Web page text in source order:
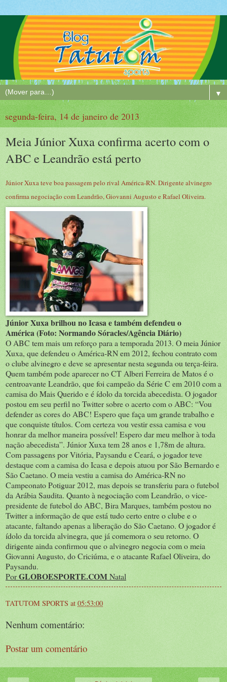
▼
segunda-feira, 14 de janeiro de 2013
Meia Júnior Xuxa confirma acerto com o
ABC e Leandrão está perto
Júnior Xuxa teve boa passagem pelo rival América-RN. Dirigente alvinegro
confirma negociação com Leandrão, Giovanni Augusto e Rafael Oliveira.
Júnior Xuxa brilhou no Icasa e também defendeu o
América (Foto: Normando Sóracles/Agência Diário)
O ABC tem mais um reforço para a temporada 2013. O meia Júnior
Xuxa, que defendeu o América-RN em 2012, fechou contrato com
o clube alvinegro e deve se apresentar nesta segunda ou terça-feira.
Quem também pode aparecer no CT Alberi Ferreira de Matos é o
centroavante Leandrão, que foi campeão da Série C em 2010 com a
camisa do Mais Querido e é ídolo da torcida abecedista. O jogador
postou em seu perfil no Twitter sobre o acerto com o ABC: “Vou
defender as cores do ABC! Espero que faça um grande trabalho e
que conquiste títulos. Com certeza vou vestir essa camisa e vou
honrar da melhor maneira possível! Espero dar meu melhor à toda
nação abecedista”. Júnior Xuxa tem 28 anos e 1,78m de altura.
Com passagens por Vitória, Paysandu e Ceará, o jogador teve
destaque com a camisa do Icasa e depois atuou por São Bernardo e
São Caetano. O meia vestiu a camisa do América-RN no
Campeonato Potiguar 2012, mas depois se transferiu para o futebol
da Arábia Saudita. Quanto à negociação com Leandrão, o vice-
presidente de futebol do ABC, Bira Marques, também postou no
Twitter a informação de que está tudo certo entre o clube e o
atacante, faltando apenas a liberação do São Caetano. O jogador é
ídolo da torcida alvinegra, que já comemora o seu retorno. O
dirigente ainda confirmou que o alvinegro negocia com o meia
Giovanni Augusto, do Criciúma, e o atacante Rafael Oliveira, do
Paysandu.
PorGLOBOESPORTE.COMNatal
TATUTOM SPORTS at 05:53:00
Nenhum comentário:
Postar um comentário